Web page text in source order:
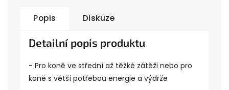
Popis Diskuze
Detailní popis produktu
- Pro koně ve střední až těžké zátěži nebo pro
koně s větší potřebou energie a výdrže